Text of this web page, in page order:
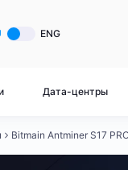
ENG
Дата-центры
Готовый
Готовый
Bitmain Antminer S17